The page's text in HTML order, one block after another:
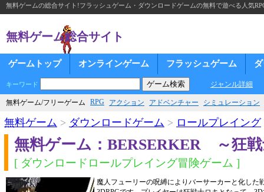
無料ゲームの総合サイト!フラッシュゲーム・ダウンロードゲームの無料で遊べる人気
無料ゲーム総合サイト
ゲームトップ オンラインゲーム フラッシュゲーム
キーワード ジャンル詳細
無料ゲーム/フリーゲーム RPG アクション アドベンチャー シミュレーション
無料ゲーム > ダウンロードゲーム > ロールプレイング
無料ゲーム：BERSERKER ～狂
[ ダウンロードロールプレイング冒険ゲーム ]
魔人フューリーの呪縛によりバーサーカーと化した